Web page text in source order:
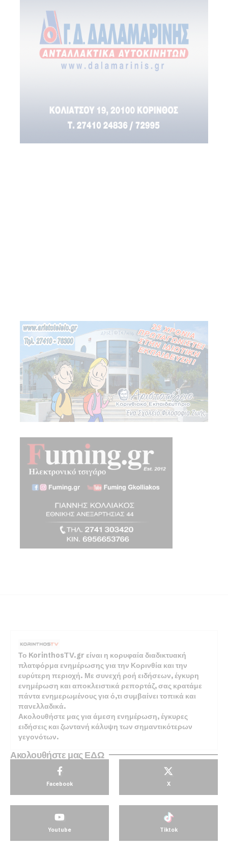
Το KorinthosTV.gr είναι η κορυφαία διαδικτυακή
πλατφόρμα ενημέρωσης για την Κορινθία και την
ευρύτερη περιοχή. Με συνεχή ροή ειδήσεων, έγκυρη
ενημέρωση και αποκλειστικά ρεπορτάζ, σας κρατάμε
πάντα ενημερωμένους για ό,τι συμβαίνει τοπικά και
πανελλαδικά.
Ακολουθήστε μας για άμεση ενημέρωση, έγκυρες
ειδήσεις και ζωντανή κάλυψη των σημαντικότερων
γεγονότων.
Ακολουθήστε μας ΕΔΩ
Facebook X
Youtube Tiktok